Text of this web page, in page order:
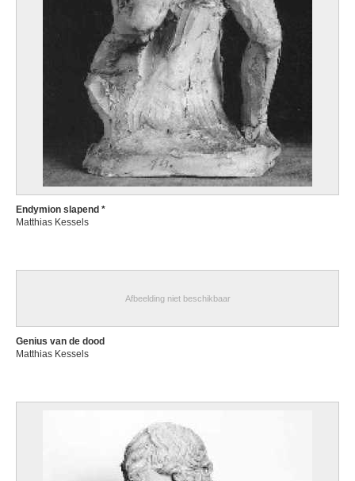
Endymion slapend *
Matthias Kessels
Afbeelding niet beschikbaar
Genius van de dood
Matthias Kessels